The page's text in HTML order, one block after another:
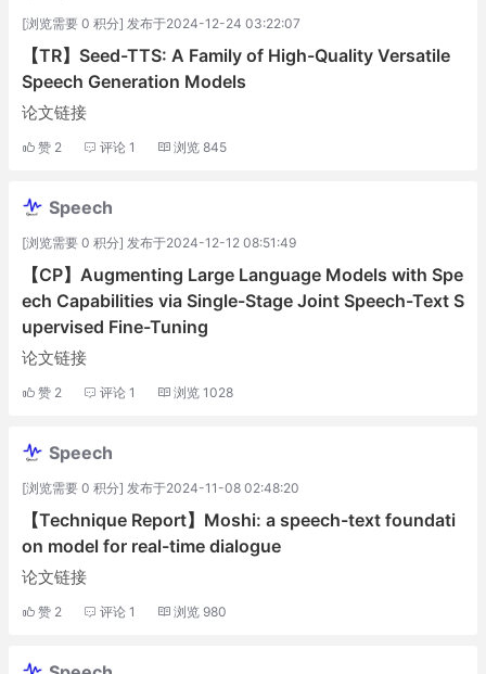
[浏览需要 0 积分] 发布于2024-12-24 03:22:07
【TR】Seed-TTS: A Family of High-Quality Versatile
Speech Generation Models
论文链接
赞 2 评论 1 浏览 845
Speech
[浏览需要 0 积分] 发布于2024-12-12 08:51:49
【CP】Augmenting Large Language Models with Spe
ech Capabilities via Single-Stage Joint Speech-Text S
upervised Fine-Tuning
论文链接
赞 2 评论 1 浏览 1028
Speech
[浏览需要 0 积分] 发布于2024-11-08 02:48:20
【Technique Report】Moshi: a speech-text foundati
on model for real-time dialogue
论文链接
赞 2 评论 1 浏览 980